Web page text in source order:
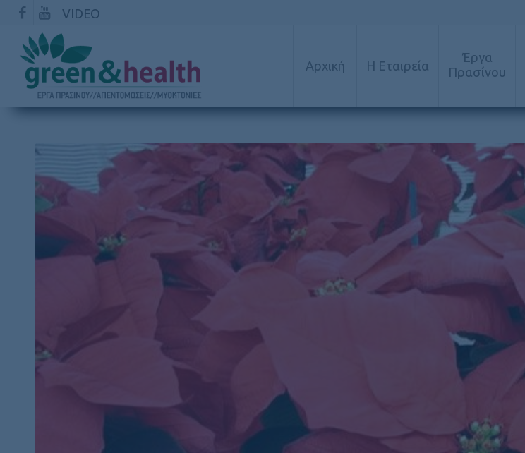
VIDEO
Αρχική Η Εταιρεία
Έργα
Πρασίνου